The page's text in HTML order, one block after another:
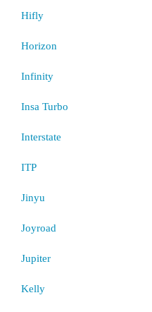
Hifly
Horizon
Infinity
Insa Turbo
Interstate
ITP
Jinyu
Joyroad
Jupiter
Kelly